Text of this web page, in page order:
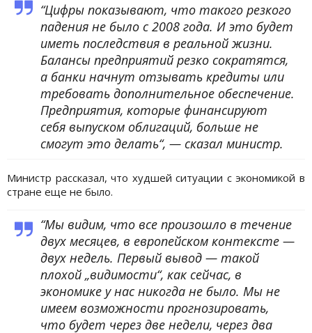
“Цифры показывают, что такого резкого
падения не было с 2008 года. И это будет
иметь последствия в реальной жизни.
Балансы предприятий резко сократятся,
а банки начнут отзывать кредиты или
требовать дополнительное обеспечение.
Предприятия, которые финансируют
себя выпуском облигаций, больше не
смогут это делать“, — сказал министр.
Министр рассказал, что худшей ситуации с экономикой в
стране еще не было.
“Мы видим, что все произошло в течение
двух месяцев, в европейском контексте —
двух недель. Первый вывод — такой
плохой „видимости“, как сейчас, в
экономике у нас никогда не было. Мы не
имеем возможности прогнозировать,
что будет через две недели, через два